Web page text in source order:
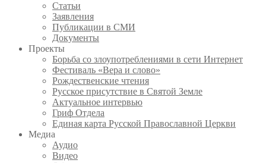
Статьи
Заявления
Публикации в СМИ
Документы
Проекты
Борьба со злоупотреблениями в сети Интернет
Фестиваль «Вера и слово»
Рождественские чтения
Русское присутствие в Святой Земле
Актуальное интервью
Гриф Отдела
Единая карта Русской Православной Церкви
Медиа
Аудио
Видео